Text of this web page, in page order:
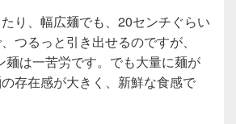
り、幅広麺でも、20センチぐらい
つるっと引き出せるのですが、
麺は一苦労です。でも大量に麺が
存在感が大きく、新鮮な食感で